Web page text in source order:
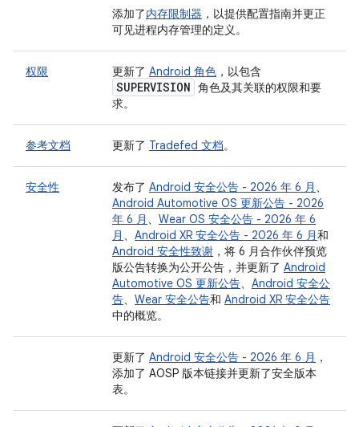
添加了内存限制器 ，以提供配置指南并更正
可见进程内存管理的定义。
权限 更新了 Android 角色 ，以包含
SUPERVISION 角色及其关联的权限和要
求。
参考文档 更新了 Tradefed 文档。
安全性 发布了 Android 安全公告 - 2026 年 6 月 、
Android Automotive OS 更新公告 - 2026
年 6 月 、 Wear OS 安全公告 - 2026 年 6
月 、 Android XR 安全公告 - 2026 年 6 月和
Android 安全性致谢 ，将 6 月合作伙伴预览
版公告转换为公开公告，并更新了 Android
Automotive OS 更新公告、 Android 安全公
告、 Wear 安全公告和 Android XR 安全公告
中的概览。
更新了 Android 安全公告 - 2026 年 6 月 ，
添加了 AOSP 版本链接并更新了安全版本
表。